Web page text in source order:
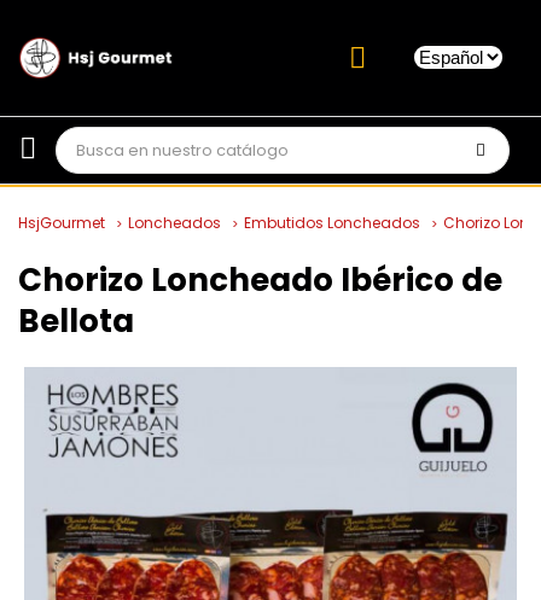
HsjGourmet Loncheados Embutidos Loncheados Chorizo
Chorizo Loncheado Ibérico de
Bellota